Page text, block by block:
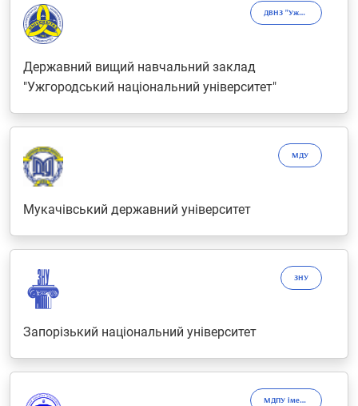
ДВНЗ "УжНУ"
Державний вищий навчальний заклад
"Ужгородський національний університет"
МДУ
Мукачівський державний університет
ЗНУ
Запорізький національний університет
МДПУ імені Богдана Хмельницького